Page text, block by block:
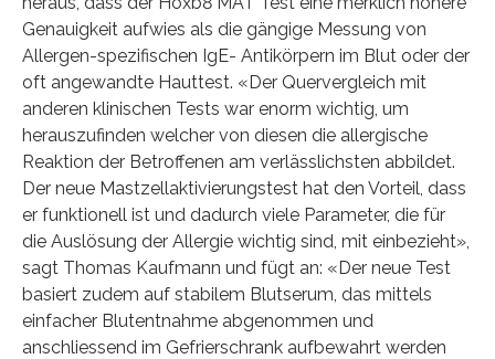
Genauigkeit aufwies als die gängige Messung von
Allergen-spezifischen IgE- Antikörpern im Blut oder der
oft angewandte Hauttest. «Der Quervergleich mit
anderen klinischen Tests war enorm wichtig, um
herauszufinden welcher von diesen die allergische
Reaktion der Betroffenen am verlässlichsten abbildet.
Der neue Mastzellaktivierungstest hat den Vorteil, dass
er funktionell ist und dadurch viele Parameter, die für
die Auslösung der Allergie wichtig sind, mit einbezieht»,
sagt Thomas Kaufmann und fügt an: «Der neue Test
basiert zudem auf stabilem Blutserum, das mittels
einfacher Blutentnahme abgenommen und
anschliessend im Gefrierschrank aufbewahrt werden